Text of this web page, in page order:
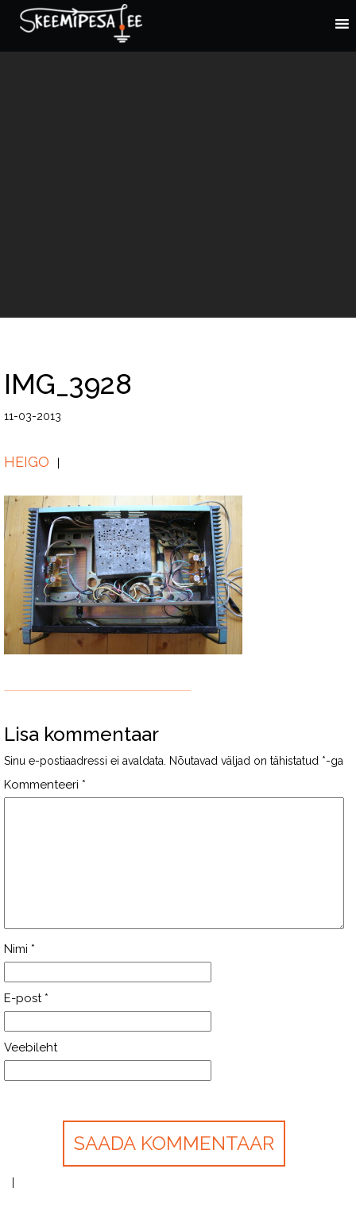
IMG_3928
11-03-2013
HEIGO
Lisa kommentaar
Sinu e-postiaadressi ei avaldata. Nõutavad väljad on tähistatud *-ga
Kommenteeri *
Nimi *
E-post *
Veebileht